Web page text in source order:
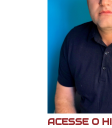
ACESSE O